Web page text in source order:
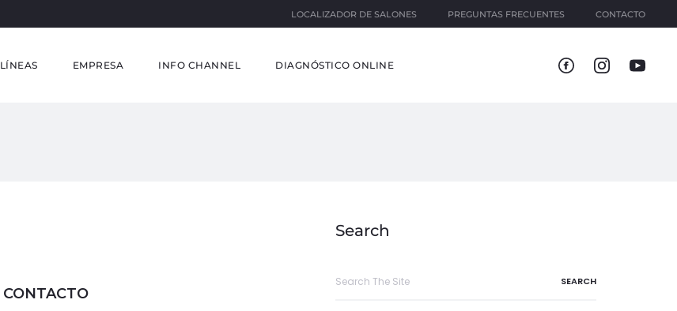
LOCALIZADOR DE SALONES PREGUNTAS FRECUENTES CONTACTO
LÍNEAS EMPRESA INFO CHANNEL DIAGNÓSTICO ONLINE
CONTACTO
Search